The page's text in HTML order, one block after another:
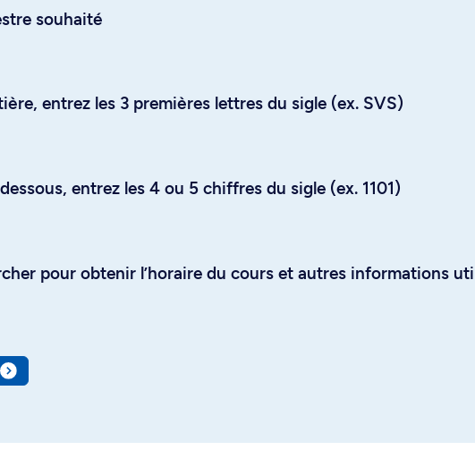
souhaité
entrez les 3 premières lettres du sigle (ex. SVS)
entrez les 4 ou 5 chiffres du sigle (ex. 1101)
pour obtenir l’horaire du cours et autres informations